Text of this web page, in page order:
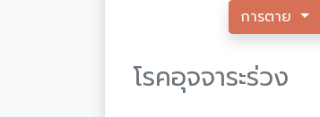
การตาย
โรคอุจจาระร่วง